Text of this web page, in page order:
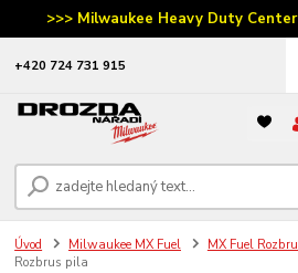
>>> Milwaukee Heavy Duty
‭+420 724 731 915
Úvod Milwaukee MX Fuel MX Fuel
Rozbrus pila